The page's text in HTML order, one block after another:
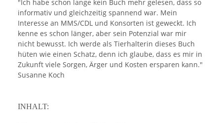
"Ich habe schon lange kein Buch mehr gelesen, dass so
informativ und gleichzeitig spannend war. Mein
Interesse an MMS/CDL und Konsorten ist geweckt. Ich
kenne es schon länger, aber sein Potenzial war mir
nicht bewusst. Ich werde als Tierhalterin dieses Buch
hüten wie einen Schatz, denn ich glaube, dass es mir in
Zukunft viele Sorgen, Ärger und Kosten ersparen kann."
Susanne Koch
INHALT: